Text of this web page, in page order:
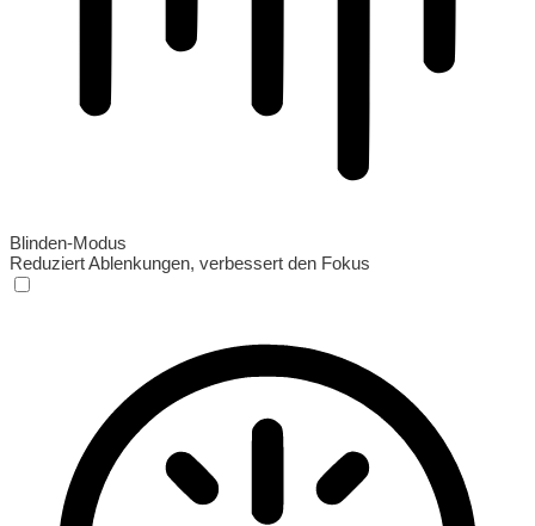
Blinden-Modus
Reduziert Ablenkungen, verbessert den Fokus